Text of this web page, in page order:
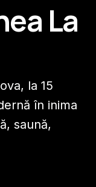
La
la 15
în inima
saună,